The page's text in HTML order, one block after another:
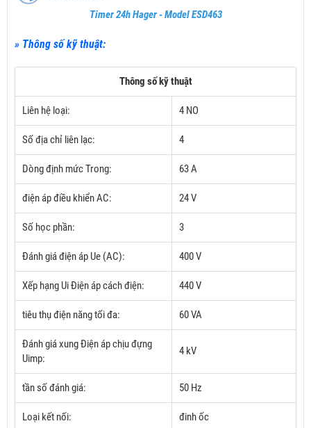
Timer 24h Hager - Model ESD463
» Thông số kỹ thuật:
Thông số kỹ thuật
Liên hệ loại: 4 NO
Số địa chỉ liên lạc: 4
Dòng định mức Trong: 63 A
điện áp điều khiển AC: 24 V
Số học phần: 3
Đánh giá điện áp Ue (AC): 400 V
Xếp hạng Ui Điện áp cách điện: 440 V
tiêu thụ điện năng tối đa: 60 VA
Đánh giá xung Điện áp chịu đựng
Uimp:
4 kV
tần số đánh giá: 50 Hz
Loại kết nối: đinh ốc